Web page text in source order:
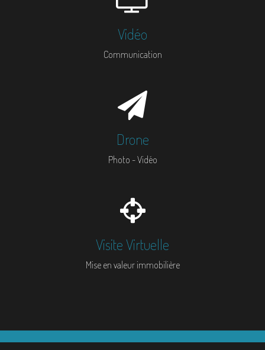
Vidéo
Communication
Drone
Photo - Vidéo
Visite Virtuelle
Mise en valeur immobilière